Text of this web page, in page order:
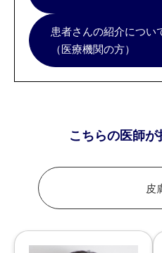
患者さんの紹介につい
（医療機関の方）
こちらの医師
皮